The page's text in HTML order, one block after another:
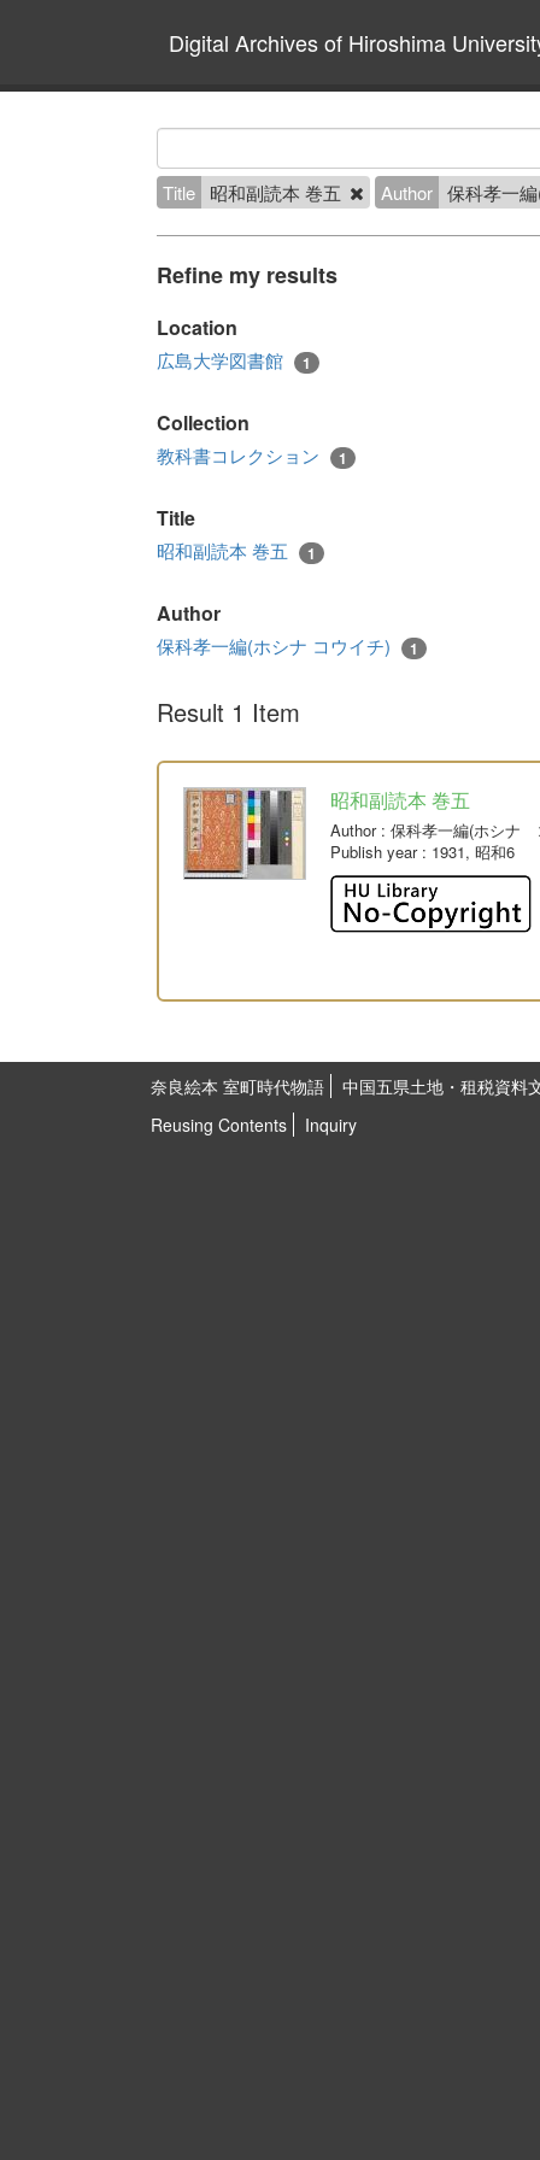
Digital Archives of Hiroshima
Title 昭和副読本 巻五 Author 保科孝一
Refine my results
Location
広島大学図書館 1
Collection
教科書コレクション 1
Title
昭和副読本 巻五 1
Author
保科孝一編(ホシナ コウイチ) 1
Result 1 Item
昭和副読本 巻五
Author: 保科孝一編(ホシナ
Publish year: 1931, 昭和6
奈良絵本 室町時代物語
中国五県土地・租税資料
Reusing Contents
Inquiry